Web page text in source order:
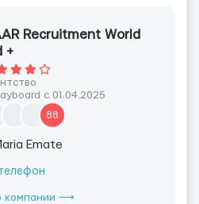
Recruitment World
+
с 01.04.2025
88
Emate
компании ⟶